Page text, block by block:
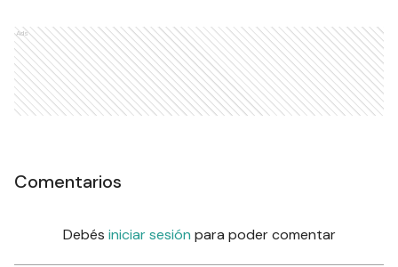
Ads
Comentarios
Debés iniciar sesión para poder comentar